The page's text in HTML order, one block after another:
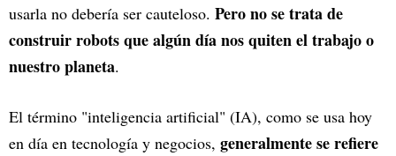
usarla no debería ser cauteloso. Pero no se trata de
construir robots que algún día nos quiten el trabajo o
nuestro planeta.
El término "inteligencia artificial" (IA), como se usa hoy
en día en tecnología y negocios, generalmente se refiere